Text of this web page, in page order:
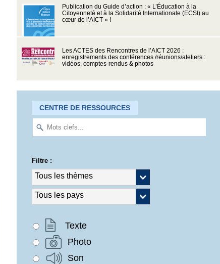
Publication du Guide d’action : « L’Éducation à la
Citoyenneté et à la Solidarité Internationale (ECSI) au
cœur de l’AICT » !
Les ACTES des Rencontres de l’AICT 2026 :
enregistrements des conférences /réunions/ateliers :
vidéos, comptes-rendus & photos
CENTRE DE RESSOURCES
Filtre :
Texte
Photo
Son